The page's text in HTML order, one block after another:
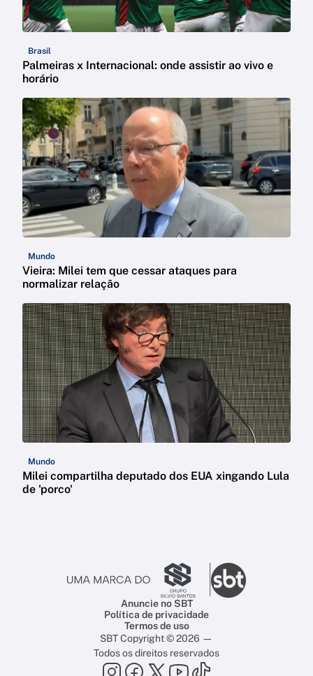
Brasil
Palmeiras x Internacional: onde assistir ao vivo e
horário
Mundo
Vieira: Milei tem que cessar ataques para
normalizar relação
Mundo
Milei compartilha deputado dos EUA xingando Lula
de 'porco'
Anuncie no SBT
Política de privacidade
Termos de uso
SBT Copyright © 2026 —
Todos os direitos reservados